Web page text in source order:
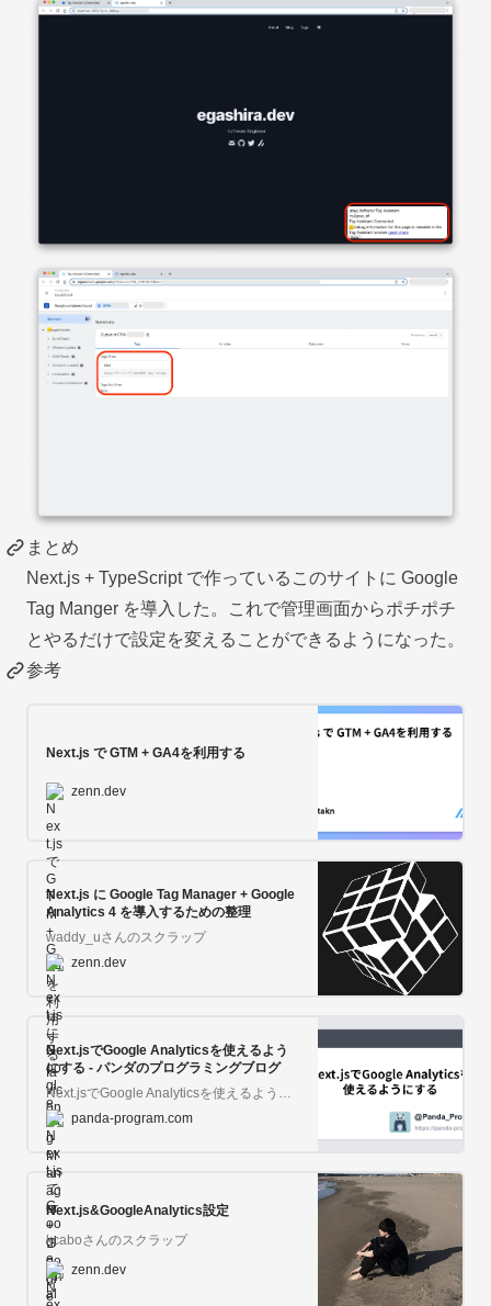
まとめ
Next.js + TypeScript で作っているこのサイトに Google
Tag Manger を導入した。これで管理画面からポチポチ
とやるだけで設定を変えることができるようになった。
参考
Next.js で GTM + GA4を利用する
zenn.dev
Next.js に Google Tag Manager + Google
Analytics 4 を導入するための整理
waddy_uさんのスクラップ
zenn.dev
Next.jsでGoogle Analyticsを使えるよう
にする - パンダのプログラミングブログ
panda-program.com
Next.js&GoogleAnalytics設定
kcaboさんのスクラップ
zenn.dev